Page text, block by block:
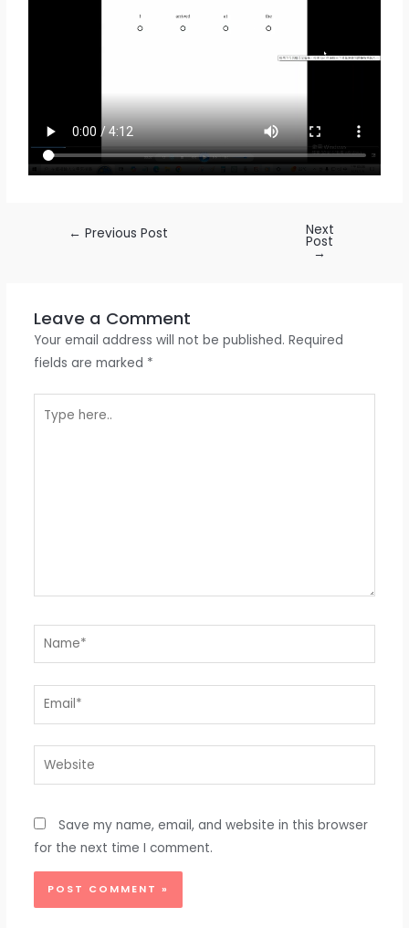
← Previous Post Next
Post
→
Leave a Comment
Your email address will not be published. Required
fields are marked *
here..
Name*
Email*
Website
Save my name, email, and website in this browser
for the next time I comment.